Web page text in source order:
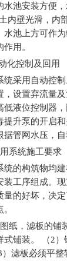
水池安装方便
内壁光滑，内
水池上方可作
用。
化控制及回用
统采用自动控
，设置弃流量
低液位控制器
提升泵的开启
管网水压，自
系统施工要求
统的构筑物均
装工序组成。
量的好坏，决
图纸，滤板的
式铺装。 （2
滤板必须平